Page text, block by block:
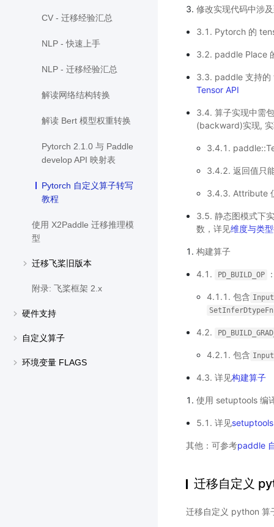
CV - 迁移经验汇总
NLP - 快速上手
NLP - 迁移经验汇总
解读网络结构转换
解读 Bert 模型权重转换
Pytorch 2.1.0 与 Paddle
develop API 映射表
Pytorch 自定义算子转写
教程
使用 X2Paddle 迁移推理模
型
迁移飞桨旧版本
附录: 飞桨框架 2.x
硬件支持
自定义算子
环境变量 FLAGS
修改实现代码中涉
3.1. Pytorch 的
3.2. paddle Place
3.3. paddle 支持的
Tensor API
3.4. 算子实现中需
(backward)实现,
3.4.1.
3.4.2. 返回值只
3.4.3. Attribute
3.5. 静态图模式下
数，详见维度与类
构建算子
4.1. PD_BUILD_OP
4.1.1. 包含
4.2.
4.2.1. 包含
4.3. 详见构建算子
使用 setuptools 编
5.1. 详见
其他：可参考paddle
迁移自定义
迁移自定义 python 算